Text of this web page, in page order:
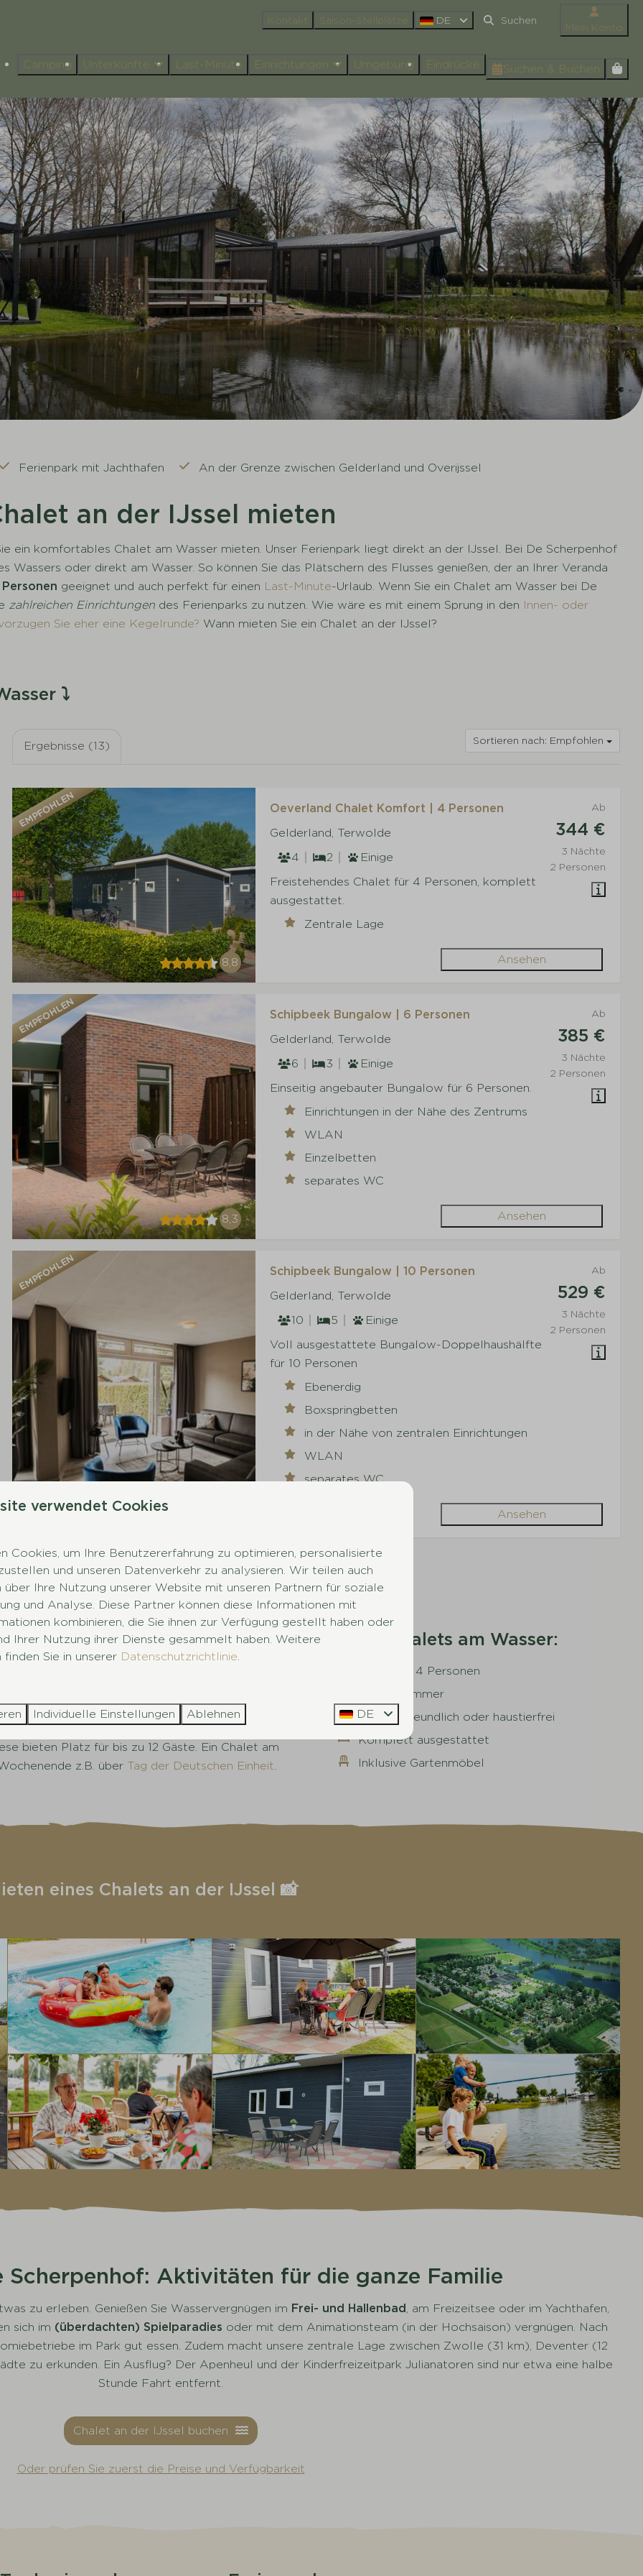
Kontakt Saison-Stellplätze DE
Mein Konto
Camping Unterkünfte Last-Minute Einrichtungen Umgebung Eindrücke Suchen & Buchen
Ferienpark mit Jachthafen An der Grenze zwischen Gelderland und Overijssel
an der IJssel mieten
ein komfortables Chalet am Wasser mieten. Unser Ferienpark liegt direkt an der IJssel. Bei De Scherpenhof
Wassers oder direkt am Wasser. So können Sie das Plätschern des Flusses genießen, der an Ihrer Veranda
geeignet und auch perfekt für einen Last-Minute-Urlaub. Wenn Sie ein Chalet am Wasser bei De
zahlreichen Einrichtungen des Ferienparks zu nutzen. Wie wäre es mit einem Sprung in den Innen- oder
Sie eher eine Kegelrunde? Wann mieten Sie ein Chalet an der IJssel?
⤵
Sortieren nach: Empfohlen
Ergebnisse (13)
EMPFOHLEN
8,8
Ab
344 €
3 Nächte
2 Personen
Oeverland Chalet Komfort | 4 Personen
Gelderland, Terwolde
4
2
Einige
Freistehendes Chalet für 4 Personen, komplett
ausgestattet.
Zentrale Lage
Ansehen
EMPFOHLEN
8,3
Ab
385 €
3 Nächte
2 Personen
Schipbeek Bungalow | 6 Personen
Gelderland, Terwolde
6
3
Einige
Einseitig angebauter Bungalow für 6 Personen.
Einrichtungen in der Nähe des Zentrums
WLAN
Einzelbetten
separates WC
Ansehen
EMPFOHLEN Ab
529 €
3 Nächte
2 Personen
Schipbeek Bungalow | 10 Personen
Gelderland, Terwolde
10
5
Einige
Voll ausgestattete Bungalow-Doppelhaushälfte
für 10 Personen
Ebenerdig
Boxspringbetten
in der Nähe von zentralen Einrichtungen
WLAN
separates WC
Ansehen
Mehr Ergebnisse (10)
Wasser
Sie verfügen über 2 Schlafzimmer, ein gepflegtes
mit Sitzecke. In einigen der Chalets an der
Chalets in unseremFerienpark an der IJssel
mehr Personen verbringen? Dann sehen Sie sich
bieten Platz für bis zu 12 Gäste. Ein Chalet am
z.B. über Tag der Deutschen Einheit.
Unsere Chalets am Wasser:
Für bis zu 4 Personen
2 Schlafzimmer
Haustierfreundlich oder haustierfrei
Komplett ausgestattet
Inklusive Gartenmöbel
eines Chalets an der IJssel 📸
Scherpenhof: Aktivitäten für die ganze Familie
zu erleben. Genießen Sie Wasservergnügen im Frei- und Hallenbad , am Freizeitsee oder im Yachthafen,
sich im (überdachten) Spielparadies oder mit dem Animationsteam (in der Hochsaison) vergnügen. Nach
im Park gut essen. Zudem macht unsere zentrale Lage zwischen Zwolle (31 km), Deventer (12
zu erkunden. Ein Ausflug? Der Apenheul und der Kinderfreizeitpark Julianatoren sind nur etwa eine halbe
Stunde Fahrt entfernt.
Chalet an der IJssel buchen
Oder prüfen Sie zuerst die Preise und Verfügbarkeit
verwendet Cookies
Cookies, um Ihre Benutzererfahrung zu optimieren, personalisierte
und unseren Datenverkehr zu analysieren. Wir teilen auch
über Ihre Nutzung unserer Website mit unseren Partnern für soziale
und Analyse. Diese Partner können diese Informationen mit
kombinieren, die Sie ihnen zur Verfügung gestellt haben oder
Ihrer Nutzung ihrer Dienste gesammelt haben. Weitere
Sie in unserer Datenschutzrichtlinie
Individuelle Einstellungen Ablehnen DE